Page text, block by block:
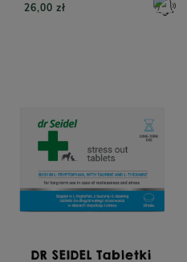
26,00 zł
DR SEIDEL Tabletki